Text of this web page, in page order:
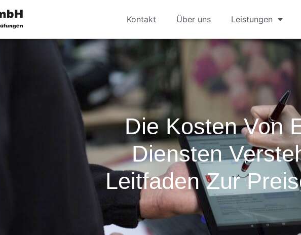
Kontakt Über uns Leistungen
Die Kosten Von
Diensten
Leitfaden Zur